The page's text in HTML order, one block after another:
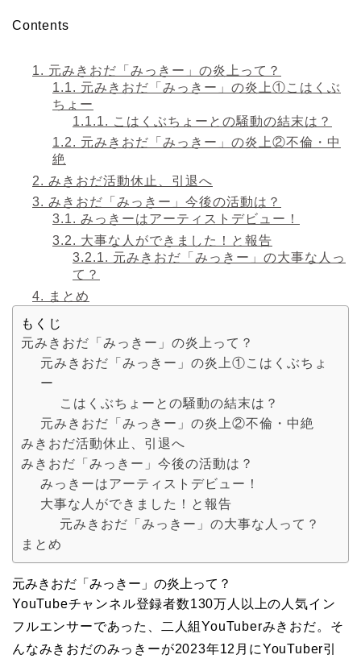
Contents
1. 元みきおだ「みっきー」の炎上って？
1.1. 元みきおだ「みっきー」の炎上①こはくぶ
ちょー
1.1.1. こはくぶちょーとの騒動の結末は？
1.2. 元みきおだ「みっきー」の炎上②不倫・中
絶
2. みきおだ活動休止、引退へ
3. みきおだ「みっきー」今後の活動は？
3.1. みっきーはアーティストデビュー！
3.2. 大事な人ができました！と報告
3.2.1. 元みきおだ「みっきー」の大事な人っ
て？
4. まとめ
もくじ
元みきおだ「みっきー」の炎上って？
元みきおだ「みっきー」の炎上①こはくぶちょ
ー
こはくぶちょーとの騒動の結末は？
元みきおだ「みっきー」の炎上②不倫・中絶
みきおだ活動休止、引退へ
みきおだ「みっきー」今後の活動は？
みっきーはアーティストデビュー！
大事な人ができました！と報告
元みきおだ「みっきー」の大事な人って？
まとめ
元みきおだ「みっきー」の炎上って？
YouTubeチャンネル登録者数130万人以上の人気イン
フルエンサーであった、二人組YouTuberみきおだ。そ
んなみきおだのみっきーが2023年12月にYouTuber引